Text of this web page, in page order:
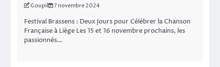
Goupil 7 novembre 2024
Festival Brassens : Deux Jours pour Célébrer la Chanson
Française à Liège Les 15 et 16 novembre prochains, les
passionnés…